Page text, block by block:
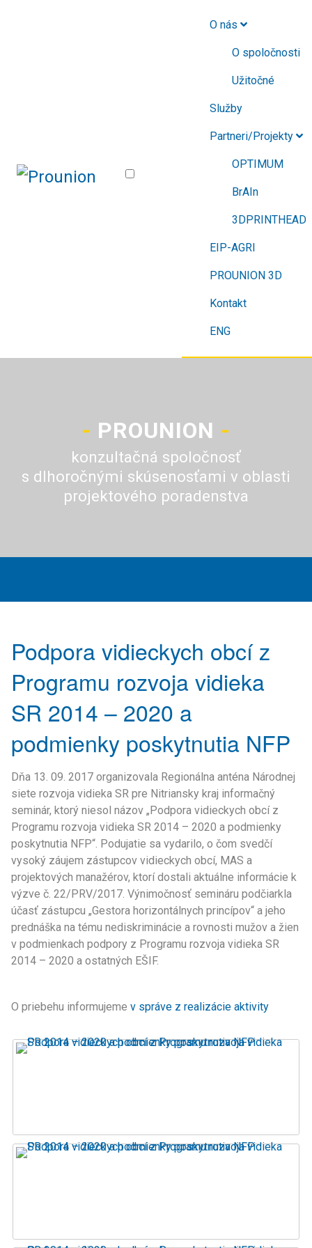
O nás
O spoločnosti
Užitočné
Služby
Partneri/Projekty
OPTIMUM
BrAIn
3DPRINTHEAD
EIP-AGRI
PROUNION 3D
Kontakt
ENG
- PROUNION -
konzultačná spoločnosť
s dlhoročnými skúsenosťami v oblasti
projektového poradenstva
Podpora vidieckych obcí z
Programu rozvoja vidieka
SR 2014 – 2020 a
podmienky poskytnutia NFP
Dňa 13. 09. 2017 organizovala Regionálna anténa Národnej
siete rozvoja vidieka SR pre Nitriansky kraj informačný
seminár, ktorý niesol názov „Podpora vidieckych obcí z
Programu rozvoja vidieka SR 2014 – 2020 a podmienky
poskytnutia NFP“. Podujatie sa vydarilo, o čom svedčí
vysoký záujem zástupcov vidieckych obcí, MAS a
projektových manažérov, ktorí dostali aktuálne informácie k
výzve č. 22/PRV/2017. Výnimočnosť semináru podčiarkla
účasť zástupcu „Gestora horizontálnych princípov“ a jeho
prednáška na tému nediskriminácie a rovnosti mužov a žien
v podmienkach podpory z Programu rozvoja vidieka SR
2014 – 2020 a ostatných EŠIF.
O priebehu informujeme v správe z realizácie aktivity